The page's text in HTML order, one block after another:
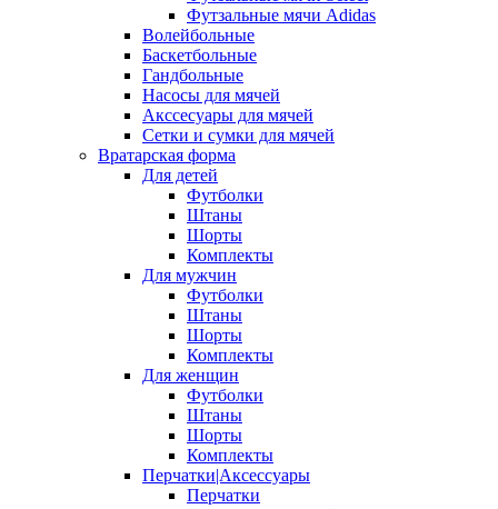
Футзальные мячи Adidas
Волейбольные
Баскетбольные
Гандбольные
Насосы для мячей
Акссесуары для мячей
Сетки и сумки для мячей
Вратарская форма
Для детей
Футболки
Штаны
Шорты
Комплекты
Для мужчин
Футболки
Штаны
Шорты
Комплекты
Для женщин
Футболки
Штаны
Шорты
Комплекты
Перчатки|Аксессуары
Перчатки